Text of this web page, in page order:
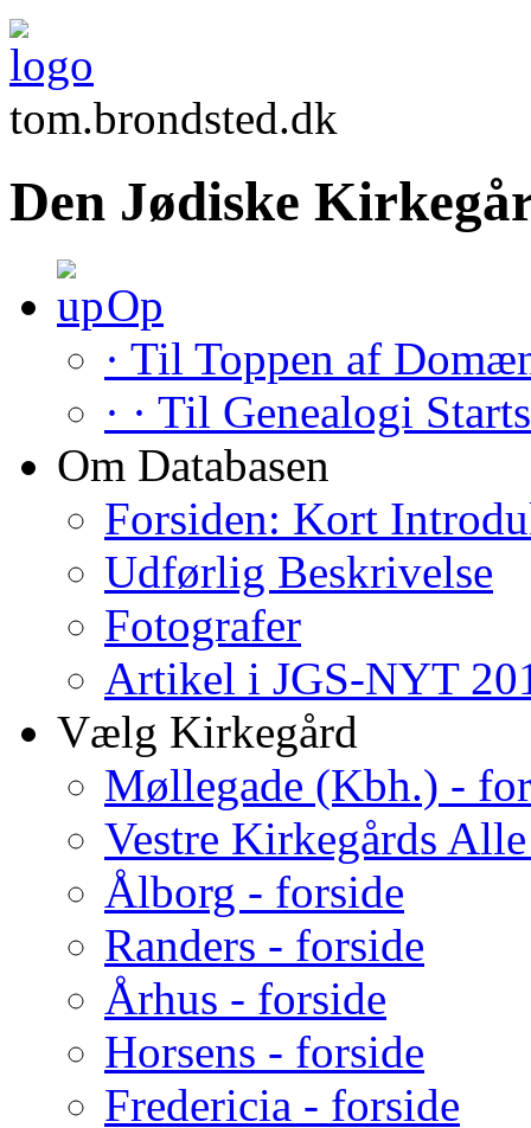
tom.brondsted.dk
Den Jødiske
Op
· Til Toppen af
· · Til Genealogi
Om Databasen
Forsiden: Kort
Udførlig Beskrivelse
Fotografer
Artikel i JGS-NYT
Vælg Kirkegård
Møllegade (Kbh.) -
Vestre Kirkegårds
Ålborg - forside
Randers - forside
Århus - forside
Horsens - forside
Fredericia - forside